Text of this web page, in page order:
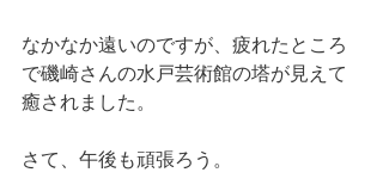
なかなか遠いのですが、疲れたところ
で磯崎さんの水戸芸術館の塔が見えて
癒されました。
さて、午後も頑張ろう。